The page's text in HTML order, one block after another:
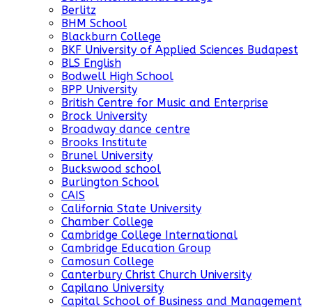
Berlitz
BHM School
Blackburn College
BKF University of Applied Sciences Budapest
BLS English
Bodwell High School
BPP University
British Centre for Music and Enterprise
Brock University
Broadway dance centre
Brooks Institute
Brunel University
Buckswood school
Burlington School
CAIS
California State University
Chamber College
Cambridge College International
Cambridge Education Group
Camosun College
Canterbury Christ Church University
Capilano University
Capital School of Business and Management